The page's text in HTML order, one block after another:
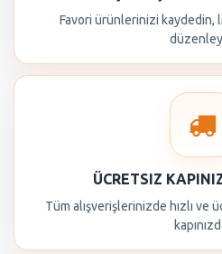
Favori ürünlerinizi kaydedin,
ÜCRETSIZ
Tüm alışverişlerinizde hızlı ve